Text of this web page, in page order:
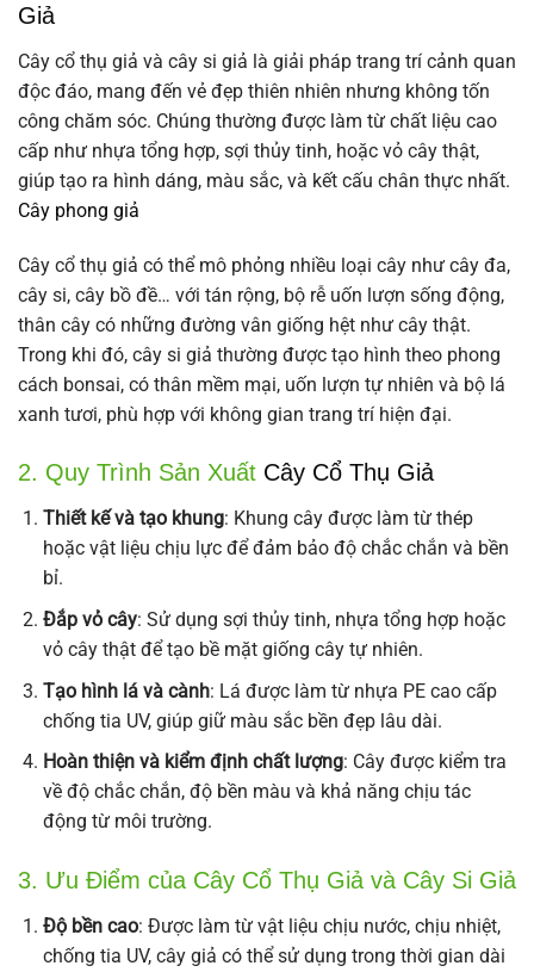
Giả
Cây cổ thụ giả và cây si giả là giải pháp trang trí cảnh quan
độc đáo, mang đến vẻ đẹp thiên nhiên nhưng không tốn
công chăm sóc. Chúng thường được làm từ chất liệu cao
cấp như nhựa tổng hợp, sợi thủy tinh, hoặc vỏ cây thật,
giúp tạo ra hình dáng, màu sắc, và kết cấu chân thực nhất.
Cây phong giả
Cây cổ thụ giả có thể mô phỏng nhiều loại cây như cây đa,
cây si, cây bồ đề… với tán rộng, bộ rễ uốn lượn sống động,
thân cây có những đường vân giống hệt như cây thật.
Trong khi đó, cây si giả thường được tạo hình theo phong
cách bonsai, có thân mềm mại, uốn lượn tự nhiên và bộ lá
xanh tươi, phù hợp với không gian trang trí hiện đại.
2. Quy Trình Sản Xuất Cây Cổ Thụ Giả
Thiết kế và tạo khung: Khung cây được làm từ thép
hoặc vật liệu chịu lực để đảm bảo độ chắc chắn và bền
bỉ.
Đắp vỏ cây: Sử dụng sợi thủy tinh, nhựa tổng hợp hoặc
vỏ cây thật để tạo bề mặt giống cây tự nhiên.
Tạo hình lá và cành: Lá được làm từ nhựa PE cao cấp
chống tia UV, giúp giữ màu sắc bền đẹp lâu dài.
Hoàn thiện và kiểm định chất lượng: Cây được kiểm tra
về độ chắc chắn, độ bền màu và khả năng chịu tác
động từ môi trường.
3. Ưu Điểm của Cây Cổ Thụ Giả và Cây Si Giả
Độ bền cao: Được làm từ vật liệu chịu nước, chịu nhiệt,
chống tia UV, cây giả có thể sử dụng trong thời gian dài